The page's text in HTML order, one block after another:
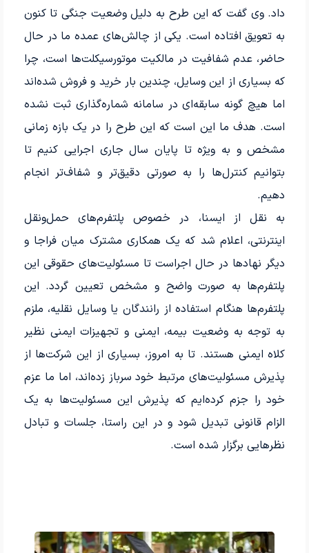
داد. وی گفت که این طرح به دلیل وضعیت جنگی تا کنون
به تعویق افتاده است. یکی از چالش‌های عمده ما در حال
حاضر، عدم شفافیت در مالکیت موتورسیکلت‌ها است، چرا
که بسیاری از این وسایل، چندین بار خرید و فروش شده‌اند
اما هیچ گونه سابقه‌ای در سامانه شماره‌گذاری ثبت نشده
است. هدف ما این است که این طرح را در یک بازه زمانی
مشخص و به ویژه تا پایان سال جاری اجرایی کنیم تا
بتوانیم کنترل‌ها را به صورتی دقیق‌تر و شفاف‌تر انجام
دهیم.
به نقل از ایسنا، در خصوص پلتفرم‌های حمل‌ونقل
اینترنتی، اعلام شد که یک همکاری مشترک میان فراجا و
دیگر نهادها در حال اجراست تا مسئولیت‌های حقوقی این
پلتفرم‌ها به صورت واضح و مشخص تعیین گردد. این
پلتفرم‌ها هنگام استفاده از رانندگان یا وسایل نقلیه، ملزم
به توجه به وضعیت بیمه، ایمنی و تجهیزات ایمنی نظیر
کلاه ایمنی هستند. تا به امروز، بسیاری از این شرکت‌ها از
پذیرش مسئولیت‌های مرتبط خود سرباز زده‌اند، اما ما عزم
خود را جزم کرده‌ایم که پذیرش این مسئولیت‌ها به یک
الزام قانونی تبدیل شود و در این راستا، جلسات و تبادل
نظرهایی برگزار شده است.